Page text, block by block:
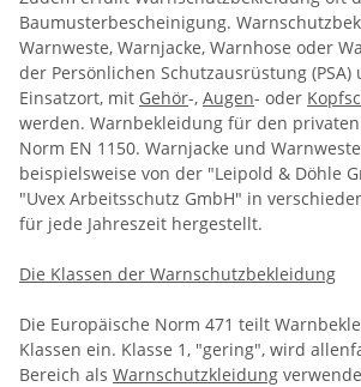
Baumusterbescheinigung.
Warnweste, Warnjacke, Warnhose oder
der Persönlichen Schutzausrüstung (PSA)
Einsatzort, mit Gehör-, Augen- oder
werden. Warnbekleidung für den
Norm EN 1150. Warnjacke und
beispielsweise von der "Leipold & Döhle
"Uvex Arbeitsschutz GmbH" in
für jede Jahreszeit hergestellt.
Die Klassen der Warnschutzbekleidung
Die Europäische Norm 471 teilt
Klassen ein. Klasse 1, "gering", wird
Bereich als Warnschutzkleidung